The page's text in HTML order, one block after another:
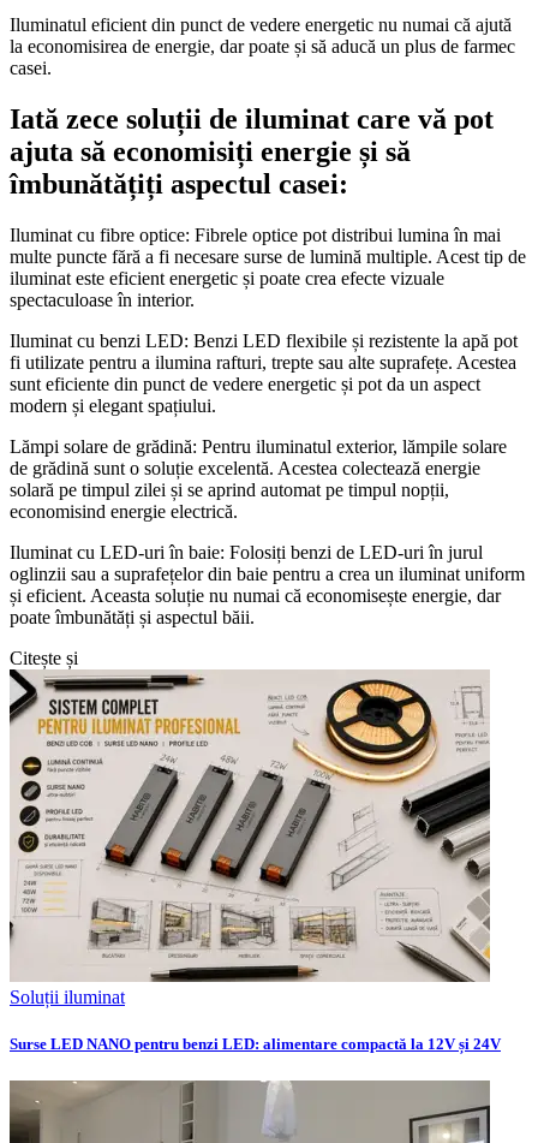
Iluminatul eficient din punct de vedere energetic nu numai că ajută
la economisirea de energie, dar poate și să aducă un plus de farmec
casei.
Iată zece soluții de iluminat care vă pot
ajuta să economisiți energie și să
îmbunătățiți aspectul casei:
Iluminat cu fibre optice: Fibrele optice pot distribui lumina în mai
multe puncte fără a fi necesare surse de lumină multiple. Acest tip de
iluminat este eficient energetic și poate crea efecte vizuale
spectaculoase în interior.
Iluminat cu benzi LED: Benzi LED flexibile și rezistente la apă pot
fi utilizate pentru a ilumina rafturi, trepte sau alte suprafețe. Acestea
sunt eficiente din punct de vedere energetic și pot da un aspect
modern și elegant spațiului.
Lămpi solare de grădină: Pentru iluminatul exterior, lămpile solare
de grădină sunt o soluție excelentă. Acestea colectează energie
solară pe timpul zilei și se aprind automat pe timpul nopții,
economisind energie electrică.
Iluminat cu LED-uri în baie: Folosiți benzi de LED-uri în jurul
oglinzii sau a suprafețelor din baie pentru a crea un iluminat uniform
și eficient. Aceasta soluție nu numai că economisește energie, dar
poate îmbunătăți și aspectul băii.
Citește și
Soluții iluminat
Surse LED NANO pentru benzi LED: alimentare compactă la 12V și 24V